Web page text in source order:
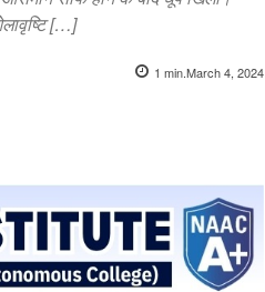
[…]
1 min.March 4, 2024